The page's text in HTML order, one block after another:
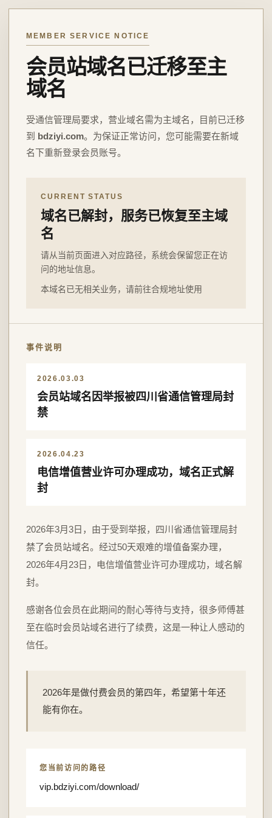
MEMBER SERVICE NOTICE
会员站域名已迁移至主
域名
受通信管理局要求，营业域名需为主域名，目前已迁移
到 bdziyi.com。为保证正常访问，您可能需要在新域
名下重新登录会员账号。
CURRENT STATUS
域名已解封，服务已恢复至主域
名
请从当前页面进入对应路径，系统会保留您正在访
问的地址信息。
本域名已无相关业务，请前往合规地址使用
事件说明
2026.03.03
会员站域名因举报被四川省通信管理局封
禁
2026.04.23
电信增值营业许可办理成功，域名正式解
封
2026年3月3日，由于受到举报，四川省通信管理局封
禁了会员站域名。经过50天艰难的增值备案办理，
2026年4月23日，电信增值营业许可办理成功，域名解
封。
感谢各位会员在此期间的耐心等待与支持，很多师傅甚
至在临时会员站域名进行了续费，这是一种让人感动的
信任。
2026年是做付费会员的第四年，希望第十年还
能有你在。
您当前访问的路径
vip.bdziyi.com/download/